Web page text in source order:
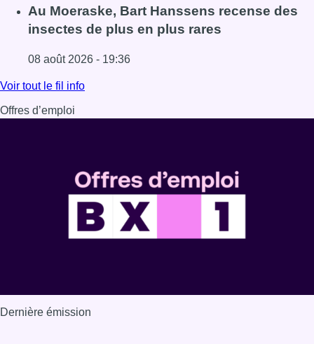
Lire l'article Un nouveau club de MMA ouvre ses portes à
Au Moeraske, Bart Hanssens recense des
insectes de plus en plus rares
08 août 2026 - 19:36
Lire l'article Au Moeraske, Bart Hanssens recense des
Voir tout le fil info
Offres d’emploi
Dernière émission